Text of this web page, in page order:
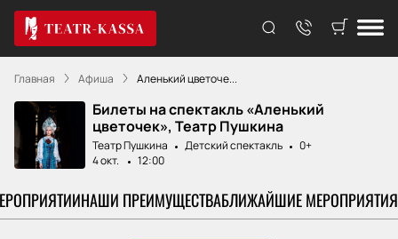
Главная Афиша Аленький цветоче...
Билеты на спектакль «Аленький
цветочек», Театр Пушкина
Театр Пушкина Детский спектакль
0+
4 окт.
12:00
НАШИ ПРЕИМУЩЕСТВАБЛИЖАЙШИЕ МЕРОПРИЯТИЯ